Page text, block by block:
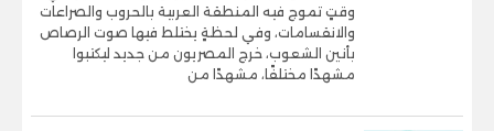
وقتٍ تموج فيه المنطقة العربية بالحروب والصراعات
والانقسامات، وفي لحظةٍ يختلط فيها صوت الرصاص
بأنين الشعوب، خرج المصريون من جديد ليكتبوا
مشهدًا مختلفًا، مشهدًا من